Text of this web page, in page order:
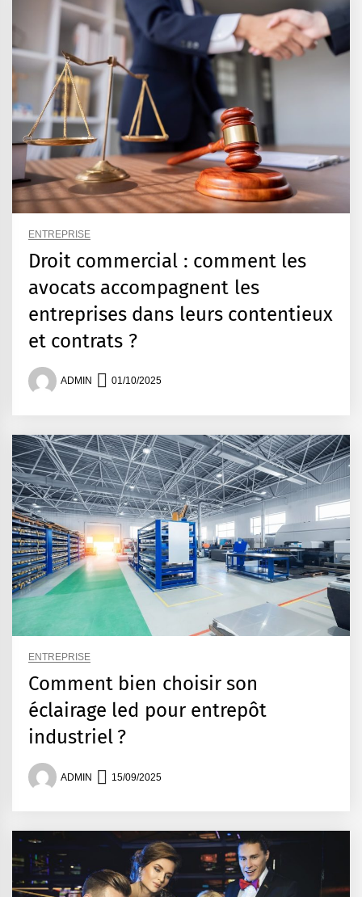
ENTREPRISE
Droit commercial : comment les
avocats accompagnent les
entreprises dans leurs contentieux
et contrats ?
ADMIN 01/10/2025
ENTREPRISE
Comment bien choisir son
éclairage led pour entrepôt
industriel ?
ADMIN 15/09/2025